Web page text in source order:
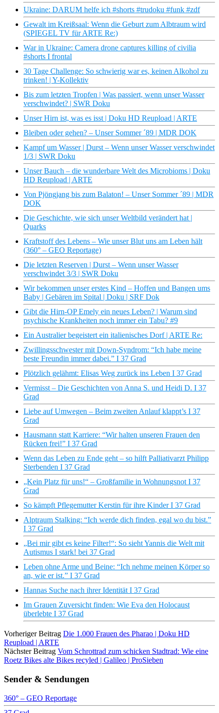
Ukraine: DARUM helfe ich #shorts #trudoku #funk #zdf
Gewalt im Kreißsaal: Wenn die Geburt zum Albtraum wird
(SPIEGEL TV für ARTE Re:)
War in Ukraine: Camera drone captures killing of civilia
#shorts I frontal
30 Tage Challenge: So schwierig war es, keinen Alkohol zu
trinken! | Y-Kollektiv
Bis zum letzten Tropfen | Was passiert, wenn unser Wasser
verschwindet? | SWR Doku
Unser Hirn ist, was es isst | Doku HD Reupload | ARTE
Bleiben oder gehen? – Unser Sommer ´89 | MDR DOK
Kampf um Wasser | Durst – Wenn unser Wasser verschwindet
1/3 | SWR Doku
Unser Bauch – die wunderbare Welt des Microbioms | Doku
HD Reupload | ARTE
Von Pjöngjang bis zum Balaton! – Unser Sommer ´89 | MDR
DOK
Die Geschichte, wie sich unser Weltbild verändert hat |
Quarks
Kraftstoff des Lebens – Wie unser Blut uns am Leben hält
(360° – GEO Reportage)
Die letzten Reserven | Durst – Wenn unser Wasser
verschwindet 3/3 | SWR Doku
Wir bekommen unser erstes Kind – Hoffen und Bangen ums
Baby | Gebären im Spital | Doku | SRF Dok
Gibt die Hirn-OP Emely ein neues Leben? | Warum sind
psychische Krankheiten noch immer ein Tabu? #9
Ein Australier begeistert ein italienisches Dorf | ARTE Re:
Zwillingsschwester mit Down-Syndrom: “Ich habe meine
beste Freundin immer dabei.” I 37 Grad
Plötzlich gelähmt: Elisas Weg zurück ins Leben I 37 Grad
Vermisst – Die Geschichten von Anna S. und Heidi D. I 37
Grad
Liebe auf Umwegen – Beim zweiten Anlauf klappt’s I 37
Grad
Hausmann statt Karriere: “Wir halten unseren Frauen den
Rücken frei!” I 37 Grad
Wenn das Leben zu Ende geht – so hilft Palliativarzt Philipp
Sterbenden I 37 Grad
„Kein Platz für uns!“ – Großfamilie in Wohnungsnot I 37
Grad
So kämpft Pflegemutter Kerstin für ihre Kinder I 37 Grad
Alptraum Stalking: “Ich werde dich finden, egal wo du bist.”
I 37 Grad
„Bei mir gibt es keine Filter!“: So sieht Yannis die Welt mit
Autismus I stark! bei 37 Grad
Leben ohne Arme und Beine: “Ich nehme meinen Körper so
an, wie er ist.” I 37 Grad
Hannas Suche nach ihrer Identität I 37 Grad
Im Grauen Zuversicht finden: Wie Eva den Holocaust
überlebte I 37 Grad
Vorheriger Beitrag Die 1.000 Frauen des Pharao | Doku HD
Reupload | ARTE
Nächster Beitrag Vom Schrottrad zum schicken Stadtrad: Wie eine
Roetz Bikes alte Bikes recyled | Galileo | ProSieben
Sender & Sendungen
360° – GEO Reportage